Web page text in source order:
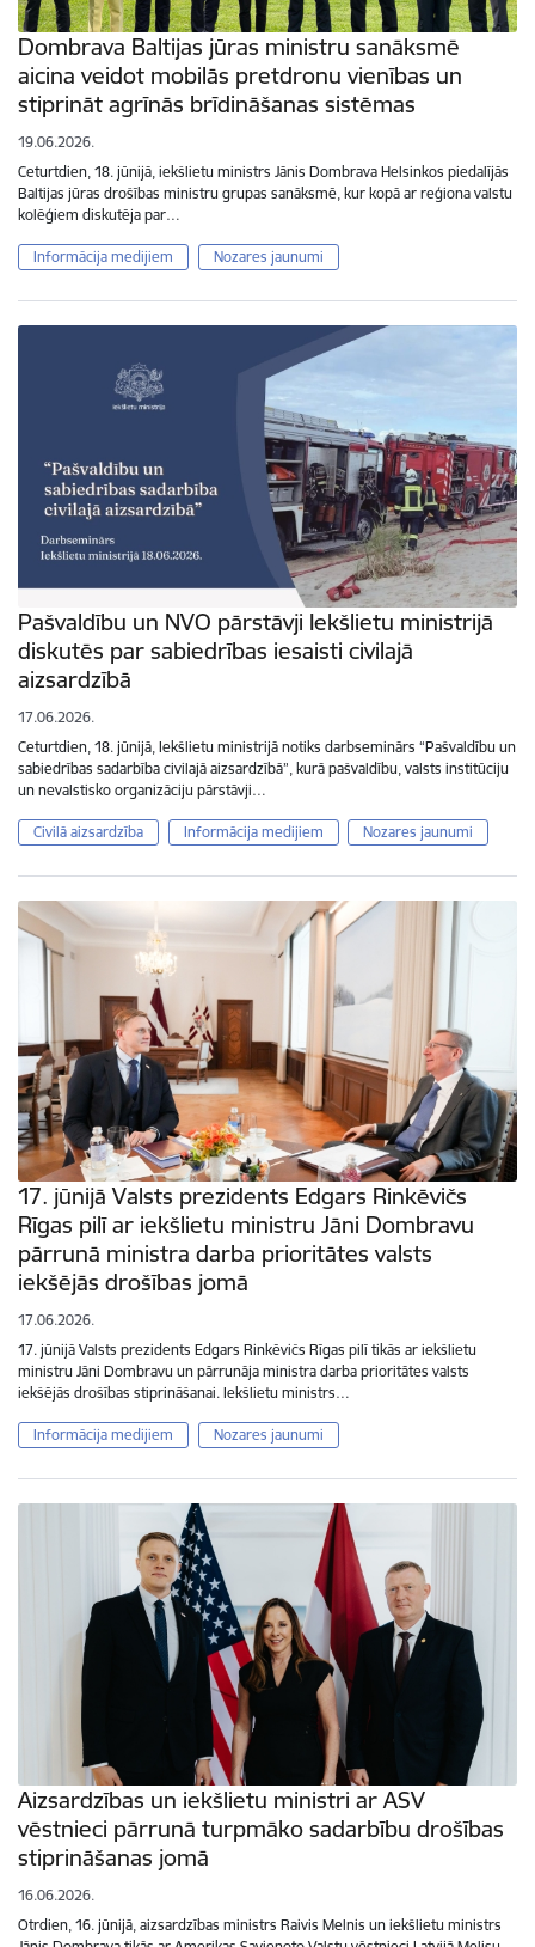
Dombrava Baltijas jūras ministru sanāksmē
aicina veidot mobilās pretdronu vienības un
stiprināt agrīnās brīdināšanas sistēmas
19.06.2026.
Ceturtdien, 18. jūnijā, iekšlietu ministrs Jānis Dombrava Helsinkos piedalījās
Baltijas jūras drošības ministru grupas sanāksmē, kur kopā ar reģiona valstu
kolēģiem diskutēja par…
Informācija medijiem Nozares jaunumi
Pašvaldību un NVO pārstāvji Iekšlietu ministrijā
diskutēs par sabiedrības iesaisti civilajā
aizsardzībā
17.06.2026.
Ceturtdien, 18. jūnijā, Iekšlietu ministrijā notiks darbseminārs “Pašvaldību un
sabiedrības sadarbība civilajā aizsardzībā”, kurā pašvaldību, valsts institūciju
un nevalstisko organizāciju pārstāvji…
Civilā aizsardzība Informācija medijiem Nozares jaunumi
17. jūnijā Valsts prezidents Edgars Rinkēvičs
Rīgas pilī ar iekšlietu ministru Jāni Dombravu
pārrunā ministra darba prioritātes valsts
iekšējās drošības jomā
17.06.2026.
17. jūnijā Valsts prezidents Edgars Rinkēvičs Rīgas pilī tikās ar iekšlietu
ministru Jāni Dombravu un pārrunāja ministra darba prioritātes valsts
iekšējās drošības stiprināšanai. Iekšlietu ministrs…
Informācija medijiem Nozares jaunumi
Aizsardzības un iekšlietu ministri ar ASV
vēstnieci pārrunā turpmāko sadarbību drošības
stiprināšanas jomā
16.06.2026.
Otrdien, 16. jūnijā, aizsardzības ministrs Raivis Melnis un iekšlietu ministrs